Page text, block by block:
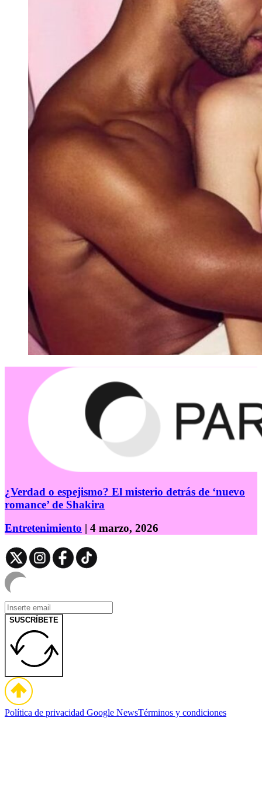
¿Verdad o espejismo? El misterio detrás de ‘nuevo
romance’ de Shakira
Entretenimiento | 4 marzo, 2026
SUSCRÍBETE
Política de privacidad Google NewsTérminos y condiciones